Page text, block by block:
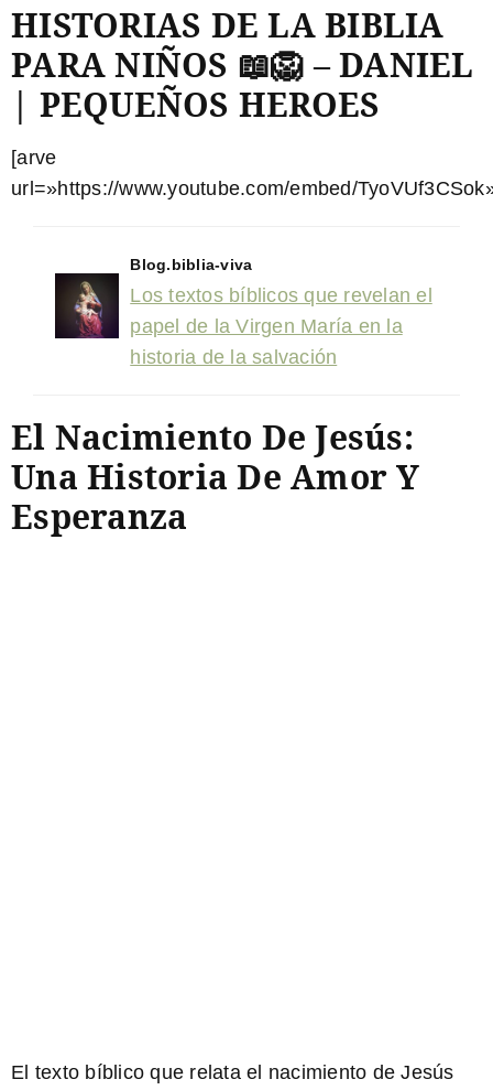
HISTORIAS DE LA BIBLIA
PARA NIÑOS 📖🦁 – DANIEL
| PEQUEÑOS HEROES
[arve
url=»https://www.youtube.com/embed/
Blog.biblia-viva
Los textos bíblicos que revelan el
papel de la Virgen María en la
historia de la salvación
El Nacimiento De Jesús:
Una Historia De Amor Y
Esperanza
El texto bíblico que relata el nacimiento de Jesús